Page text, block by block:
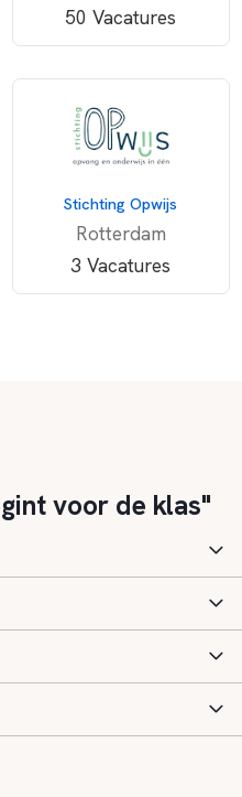
50 Vacatures
Stichting Opwijs
Rotterdam
3 Vacatures
voor de klas"